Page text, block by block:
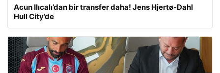
Acun Ilıcalı’dan bir transfer daha! Jens Hjertø-Dahl
Hull City’de